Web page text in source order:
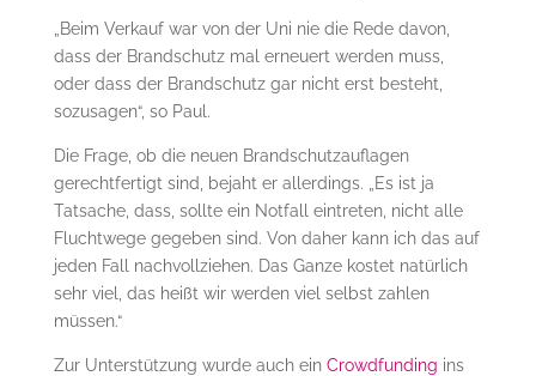
„Beim Verkauf war von der Uni nie die Rede davon,
dass der Brandschutz mal erneuert werden muss,
oder dass der Brandschutz gar nicht erst besteht,
sozusagen“, so Paul.
Die Frage, ob die neuen Brandschutzauflagen
gerechtfertigt sind, bejaht er allerdings. „Es ist ja
Tatsache, dass, sollte ein Notfall eintreten, nicht alle
Fluchtwege gegeben sind. Von daher kann ich das auf
jeden Fall nachvollziehen. Das Ganze kostet natürlich
sehr viel, das heißt wir werden viel selbst zahlen
müssen.“
Zur Unterstützung wurde auch ein Crowdfunding ins